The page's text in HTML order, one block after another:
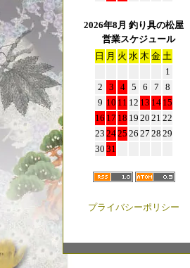
2026年8月 釣り具の松屋
営業スケジュール
日 月 火 水 木 金 土
1
2
3 4 5 6 7
8
9 10 11 12 13 14 15
16 17 18 19 20 21 22
23 2425 26 27 28 29
30 31
プライバシーポリシー